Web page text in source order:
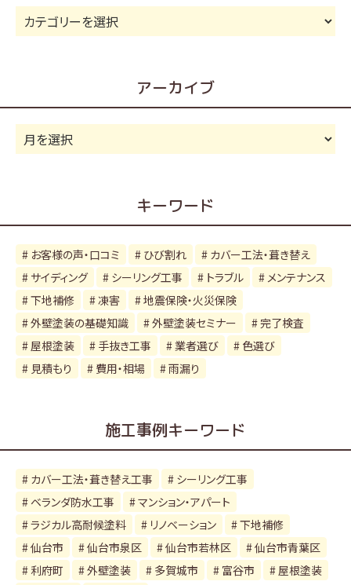
カ
テ
アーカイブ
ー
キーワード
お客様の声・口コミ ひび割れ
カバー工法・葺き替え
サイディング
シーリング工事 トラブル
メンテナンス
下地補修
凍害
地震保険・火災保険
外壁塗装の基礎知識
外壁塗装セミナー
完了検査
屋根塗装
手抜き工事 業者選び
色選び
見積もり
費用・相場 雨漏り
施工事例キーワード
カバー工法・葺き替え工事
シーリング工事
ベランダ防水工事
マンション・アパート
ラジカル高耐候塗料
リノベーション
下地補修
仙台市
仙台市泉区 仙台市若林区
仙台市青葉区
利府町
外壁塗装 多賀城市 富谷市
屋根塗装